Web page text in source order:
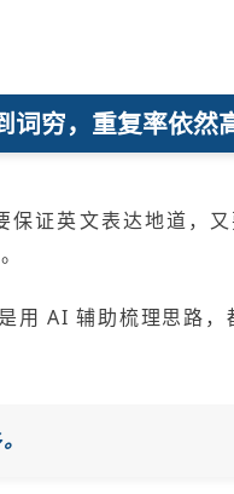
词穷，重复率依然
证英文表达地道，
用 AI 辅助梳理思路